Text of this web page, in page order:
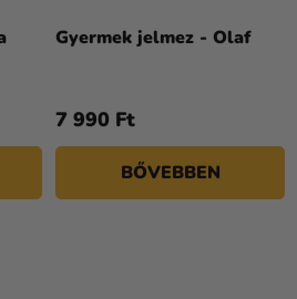
Gyermek jelmez - Olaf
7 990 Ft
BŐVEBBEN